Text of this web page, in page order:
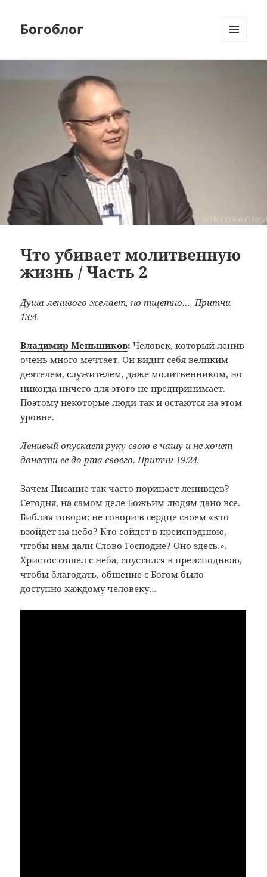
Богоблог
Что убивает молитвенную
жизнь / Часть 2
Душа ленивого желает, но тщетно… Притчи
13:4.
Владимир Меньшиков: Человек, который ленив
очень много мечтает. Он видит себя великим
деятелем, служителем, даже молитвенником, но
никогда ничего для этого не предпринимает.
Поэтому некоторые люди так и остаются на этом
уровне.
Ленивый опускает руку свою в чашу и не хочет
донести ее до рта своего. Притчи 19:24.
Зачем Писание так часто порицает ленивцев?
Сегодня, на самом деле Божьим людям дано все.
Библия говори: не говори в сердце своем «кто
взойдет на небо? Кто сойдет в преисподнюю,
чтобы нам дали Слово Господне? Оно здесь.».
Христос сошел с неба, спустился в преисподнюю,
чтобы благодать, общение с Богом было
доступно каждому человеку…